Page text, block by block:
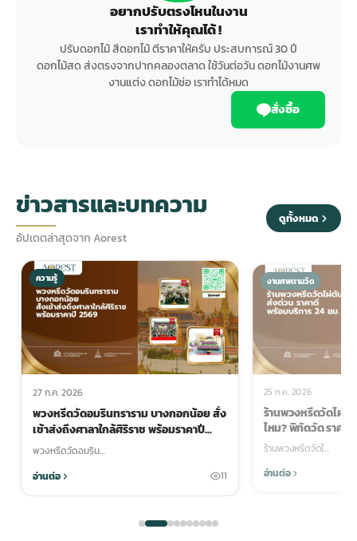
อยากปรับตรงไหนในงาน
เราทำให้คุณได้ !
ปรับดอกไม้ สีดอกไม้ ตีราคาให้ครับ ประสบการณ์ 30 ปี
ดอกไม้สด ส่งตรงจากปากคลองตลาด ใช้วันต่อวัน ดอกไม้งานศพ
งานแต่ง ดอกไม้ช่อ เราทำได้หมด
สั่งซื้อ
ข่าวสารและบทความ
อัปเดตล่าสุดจาก Aorest
ดูทั้งหมด
ความรู้
27 ก.ค. 2026
พวงหรีดวัดอมรินทราราม บางกอกน้อย สั่ง
เช้าส่งถึงศาลาใกล้ศิริราช พร้อมราคาปี
2569
พวงหรีดวัดอมริน…
อ่านต่อ
11
งานศพตามวัด
25 ก.ค. 2026
ร้านพวงหรีดวัดไผ่
ไหม? พิกัดวัด ราคา
ร้านพวงหรีดวัดไ…
อ่านต่อ